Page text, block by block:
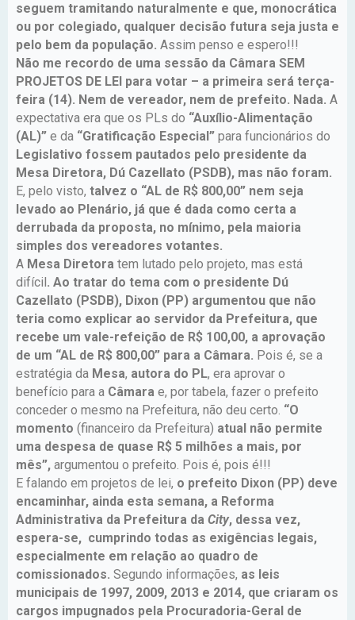
seguem tramitando naturalmente e que, monocrática
ou por colegiado, qualquer decisão futura seja justa e
pelo bem da população. Assim penso e espero!!!
Não me recordo de uma sessão da Câmara SEM
PROJETOS DE LEI para votar – a primeira será terça-
feira (14). Nem de vereador, nem de prefeito. Nada. A
expectativa era que os PLs do “Auxílio-Alimentação
(AL)” e da “Gratificação Especial” para funcionários do
Legislativo fossem pautados pelo presidente da
Mesa Diretora, Dú Cazellato (PSDB), mas não foram.
E, pelo visto, talvez o “AL de R$ 800,00” nem seja
levado ao Plenário, já que é dada como certa a
derrubada da proposta, no mínimo, pela maioria
simples dos vereadores votantes.
A Mesa Diretora tem lutado pelo projeto, mas está
difícil. Ao tratar do tema com o presidente Dú
Cazellato (PSDB), Dixon (PP) argumentou que não
teria como explicar ao servidor da Prefeitura, que
recebe um vale-refeição de R$ 100,00, a aprovação
de um “AL de R$ 800,00” para a Câmara. Pois é, se a
estratégia da Mesa, autora do PL, era aprovar o
benefício para a Câmara e, por tabela, fazer o prefeito
conceder o mesmo na Prefeitura, não deu certo. “O
momento (financeiro da Prefeitura) atual não permite
uma despesa de quase R$ 5 milhões a mais, por
mês”, argumentou o prefeito. Pois é, pois é!!!
E falando em projetos de lei, o prefeito Dixon (PP) deve
encaminhar, ainda esta semana, a Reforma
Administrativa da Prefeitura da City, dessa vez,
espera-se, cumprindo todas as exigências legais,
especialmente em relação ao quadro de
comissionados. Segundo informações, as leis
municipais de 1997, 2009, 2013 e 2014, que criaram os
cargos impugnados pela Procuradoria-Geral de